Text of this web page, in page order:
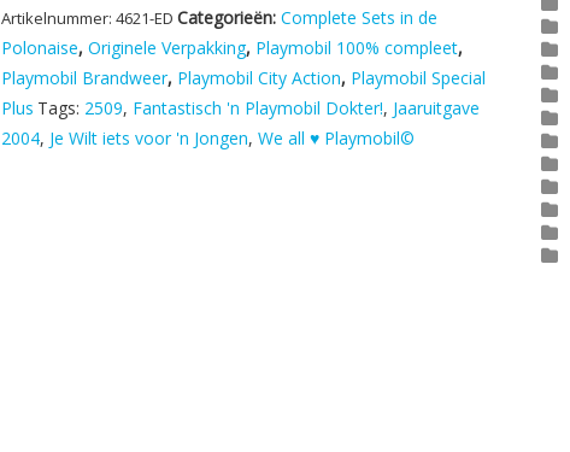
9/11
-
Incl
Doos
aantal
Artikelnummer:4621-ED Categorieën:Complete Sets in de
Polonaise,Originele Verpakking, Playmobil 100% compleet,
Playmobil Brandweer, Playmobil City Action, Playmobil Special
Plus Tags: 2509, Fantastisch 'n Playmobil Dokter!, Jaaruitgave
2004, Je Wilt iets voor 'n Jongen,We all ♥ Playmobil©